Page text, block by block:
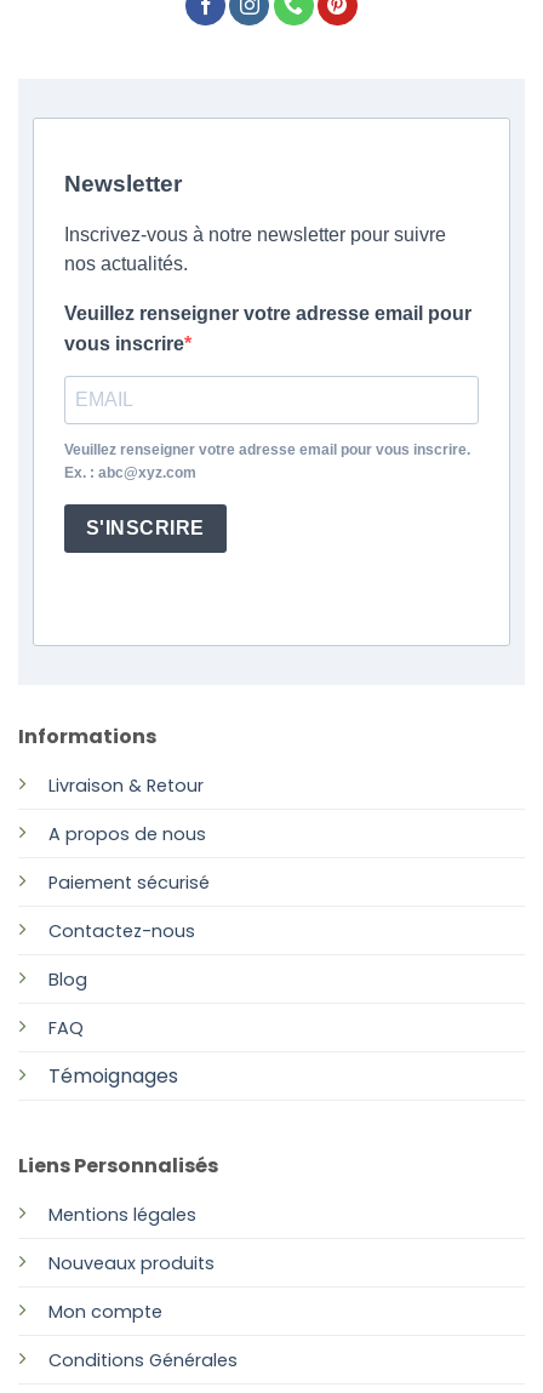
Informations
Livraison & Retour
A propos de nous
Paiement sécurisé
Contactez-nous
Blog
FAQ
Témoignages
Liens Personnalisés
Mentions légales
Nouveaux produits
Mon compte
Conditions Générales
Newsletter
Inscrivez-vous à notre newsletter pour suivre
nos actualités.
Veuillez renseigner votre adresse email pour
vous inscrire
Veuillez renseigner votre adresse email pour vous inscrire.
Ex. : abc@xyz.com
S'INSCRIRE